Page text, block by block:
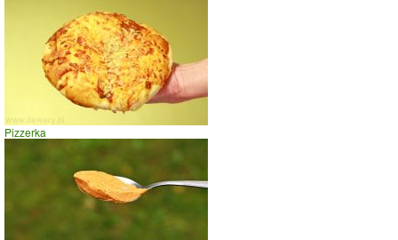
Czas potrzebny na spalenie porcji ze zdjęcia
wadze70kg -zobacz dla swojej wagi
jazda na rowerze
spacer
prowadzenie samochodu
Pizzerka